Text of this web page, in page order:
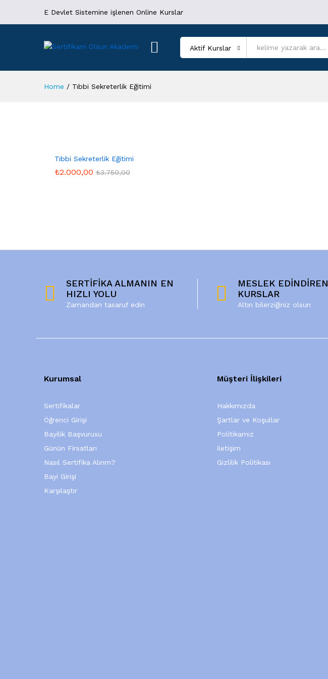
E Devlet Sistemine işlenen Online Kurslar
Aktif Kurslar
Home / Tıbbi Sekreterlik Eğitimi
Tıbbi Sekreterlik Eğitimi
₺2.000,00 ₺3.750,00
SERTİFİKA ALMANIN EN
HIZLI YOLU
Zamandan tasaruf edin
MESLEK EDİNDİREN
KURSLAR
Altın bilerziğiniz olsun
Kurumsal
Sertifikalar
Öğrenci Girişi
Bayilik Başvurusu
Günün Firsatları
Nasıl Sertifika Alırım?
Bayi Girişi
Karşılaştır
Müşteri İlişkileri
Hakkımızda
Şartlar ve Koşullar
Politikamız
iletişim
Gizlilik Politikası